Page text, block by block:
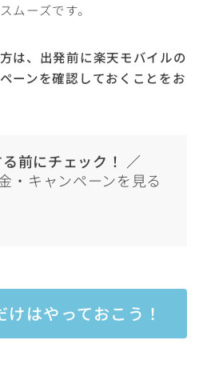
ムーズです。
は、出発前に楽天モバイルの
ーンを確認しておくことをお
前にチェック！ ／
・キャンペーンを見る
はやっておこう！